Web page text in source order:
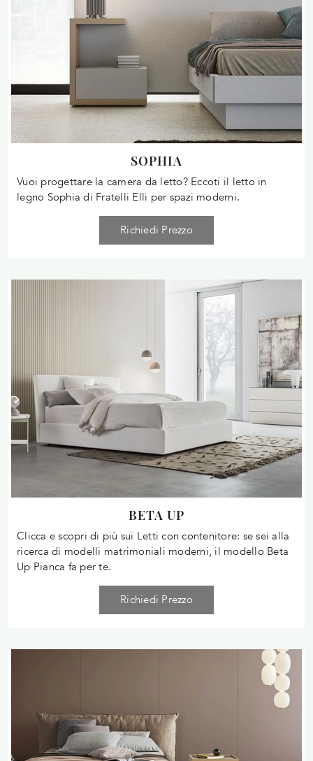
SOPHIA
Vuoi progettare la camera da letto? Eccoti il letto in
legno Sophia di Fratelli Elli per spazi moderni.
Richiedi Prezzo
BETA UP
Clicca e scopri di più sui Letti con contenitore: se sei alla
ricerca di modelli matrimoniali moderni, il modello Beta
Up Pianca fa per te.
Richiedi Prezzo